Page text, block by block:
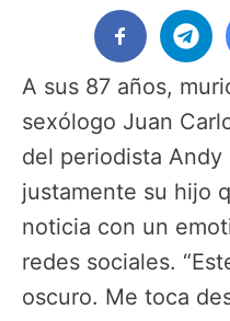
A sus 87 años,
sexólogo Juan
del periodista Andy
justamente su hijo
noticia con un
redes sociales.
oscuro. Me toca